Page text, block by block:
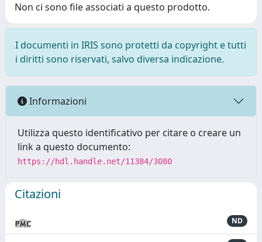
Non ci sono file associati a questo prodotto.
I documenti in IRIS sono protetti da copyright e tutti
i diritti sono riservati, salvo diversa indicazione.
Informazioni
Utilizza questo identificativo per citare o creare un
link a questo documento:
https://hdl.handle.net/11384/3080
Citazioni
ND